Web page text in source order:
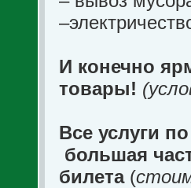
И конечно
товары!
Все услуги
большая
билета (